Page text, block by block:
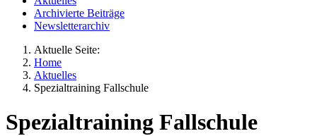
Archivierte Beiträge
Newsletterarchiv
Aktuelle Seite:
Home
Aktuelles
Spezialtraining Fallschule
Spezialtraining Fallschule